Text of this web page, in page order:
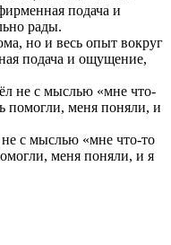
но и весь опыт вокруг
подача и ощущение,
с мыслью «мне что-то
меня поняли, и я